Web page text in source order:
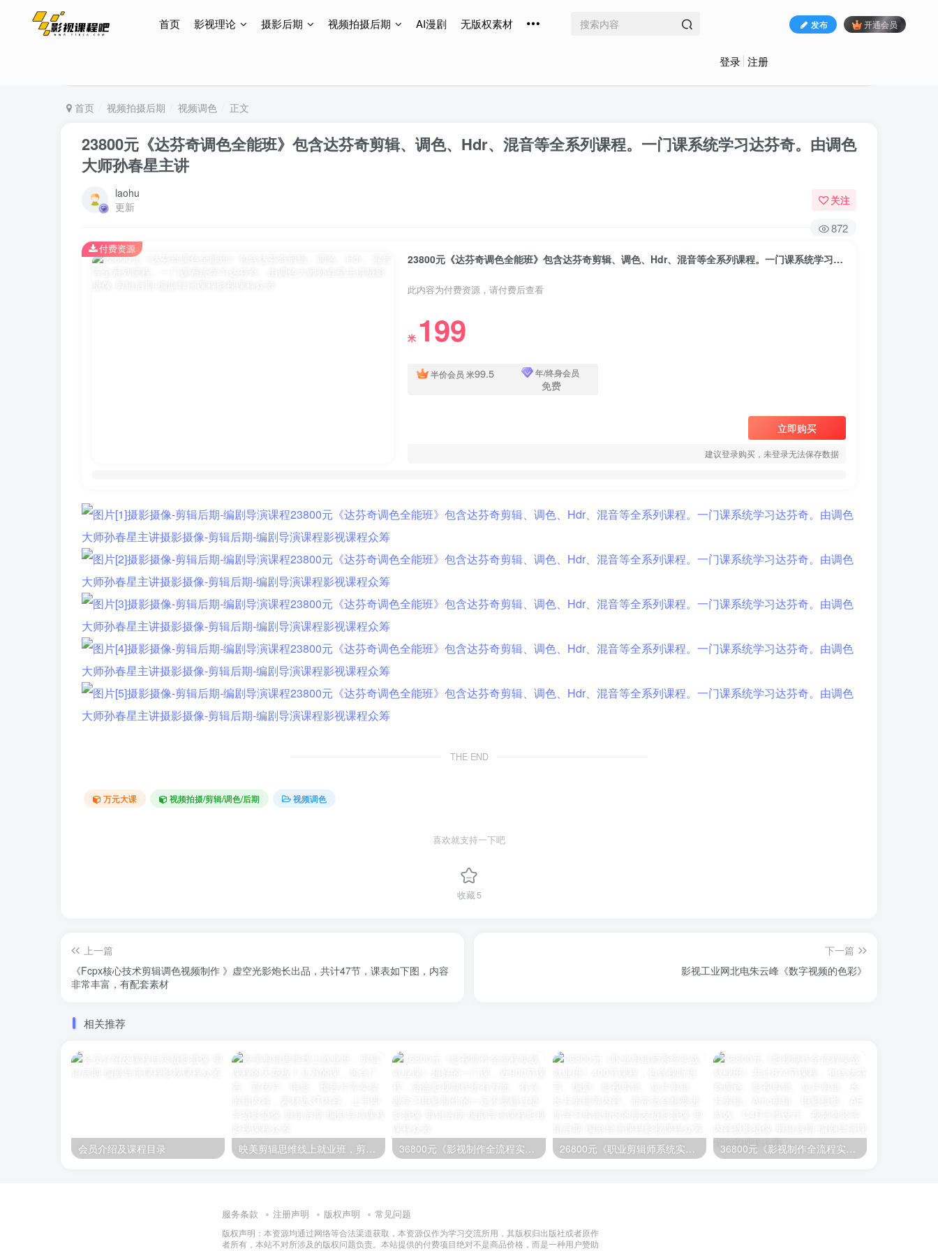
首页 影视理论 摄影后期 视频拍摄后期 AI漫剧 无版权素材 发布 开通会员
登录 注册
特惠终身会员299元，网站所有内容都可观看，终身免费更新
首页 视频拍摄后期 视频调色 正文
23800元《达芬奇调色全能班》包含达芬奇剪辑、调色、Hdr、混音等全系列课程。一门课系统学习达芬奇。由调色
大师孙春星主讲
laohu
更新
关注
872
23800元《达芬奇调色全能班》包含达芬奇剪辑、调色、Hdr、混音等全系列课程。一门课系统学习达芬奇。由调色大师孙春星主讲
此内容为付费资源，请付费后查看
米 199
半价会员 米99.5 年/终身会员
免费
立即购买
建议登录购买，未登录无法保存数据
付费资源
THE END
万元大课 视频拍摄/剪辑/调色/后期 视频调色
喜欢就支持一下吧
收藏5
上一篇
《Fcpx核心技术剪辑调色视频制作 》虚空光影炮长出品，共计47节，课表如下图，内容
非常丰富，有配套素材
下一篇
影视工业网北电朱云峰《数字视频的色彩》
相关推荐
会员介绍及课程目录 映美剪辑思维线上就业班，剪辑课程的天花板！几万的课，包含广告、宣传片、电影、预告片等实操剪辑内容，素材近3T内容。上手即学 36800元《影视制作全流程实战就业课》超好的一门课，近900节课程，涵盖影视制作所有方面。有兴趣学习电影制作的一定不要错过 26800元《职业剪辑师系统实战就业班》400节课程，包含视听语言、编剧、影视剪辑、短片剪辑、长片剪辑等内容。非常适合想要进阶学习剪辑知识的朋友 36800元《影视制作全流程实战就业班》共计874节课程。包含达芬奇调色、影视剪辑、短片剪辑、长片剪辑、Amc剪辑、电影摄影、AE特效、C4D三维设计、视频包装等内容
服务条款 注册声明 版权声明 常见问题
版权声明：本资源均通过网络等合法渠道获取，本资源仅作为学习交流所用，其版权归出版社或者原作
者所有，本站不对所涉及的版权问题负责。本站提供的付费项目绝对不是商品价格，而是一种用户赞助